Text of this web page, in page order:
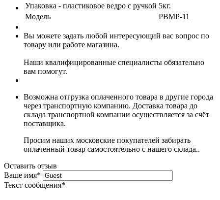
Упаковка - пластиковое ведро с ручкой 5кг.
Модель
PBMP-11
Вы можете задать любой интересующий вас вопрос по
товару или работе магазина.
Наши квалифицированные специалисты обязательно
вам помогут.
Возможна отгрузка оплаченного товара в другие города
через транспортную компанию. Доставка товара до
склада транспортной компании осуществляется за счёт
поставщика.
Просим наших московские покупателей забирать
оплаченный товар самостоятельно с нашего склада..
Оставить отзыв
Ваше имя*
Текст сообщения*